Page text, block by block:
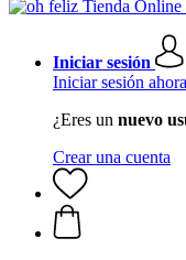
Iniciar sesión
Iniciar sesión ahora
¿Eres un nuevo
Crear una cuenta